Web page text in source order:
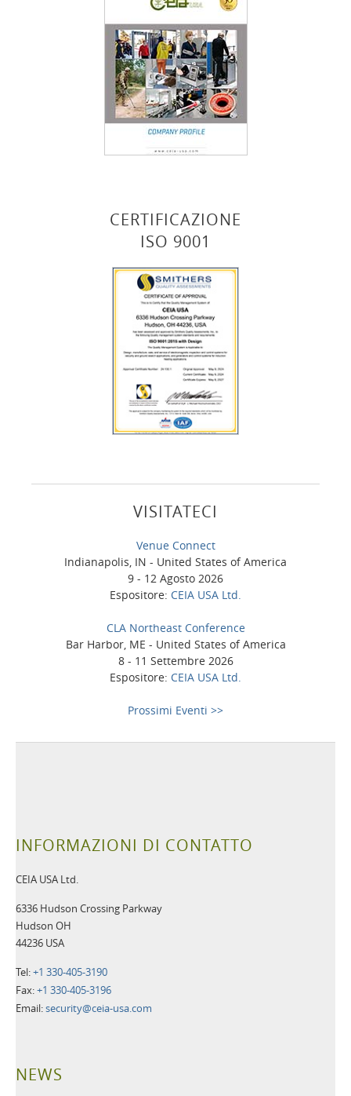
CERTIFICAZIONE
ISO 9001
VISITATECI
Venue Connect
Indianapolis, IN - United States of America
9 - 12 Agosto 2026
Espositore: CEIA USA Ltd.
CLA Northeast Conference
Bar Harbor, ME - United States of America
8 - 11 Settembre 2026
Espositore: CEIA USA Ltd.
Prossimi Eventi >>
INFORMAZIONI DI CONTATTO
CEIA USA Ltd.
6336 Hudson Crossing Parkway
Hudson OH
44236 USA
Tel:+1 330-405-3190
Fax:+1 330-405-3196
Email:security@ceia-usa.com
NEWS